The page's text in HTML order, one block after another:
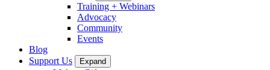
Training + Webinars
Advocacy
Community
Events
Blog
Support Us
Expand